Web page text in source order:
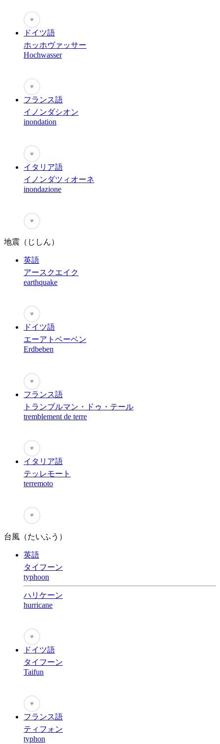
♥
ドイツ語
ホッホヴァッサー
Hochwasser
♥
フランス語
イノンダシオン
inondation
♥
イタリア語
イノンダツィオーネ
inondazione
♥
地震（じしん）
英語
アースクエイク
earthquake
♥
ドイツ語
エーアトベーベン
Erdbeben
♥
フランス語
トランブルマン・ドゥ・テール
tremblement de terre
♥
イタリア語
テッレモート
terremoto
♥
台風（たいふう）
英語
タイフーン
typhoon
ハリケーン
hurricane
♥
ドイツ語
タイフーン
Taifun
♥
フランス語
ティフォン
typhon